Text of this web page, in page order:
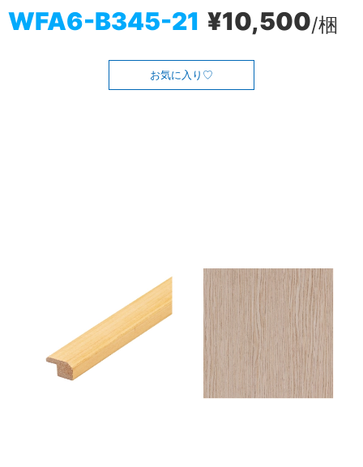
WFA6-B345-21 ¥10,500/梱
お気に入り